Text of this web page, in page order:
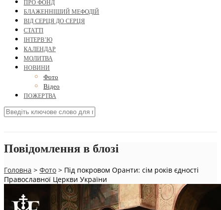
ПРО ФОНД
БЛАЖЕННІШИЙ МЕФОДІЙ
ВІД СЕРЦЯ ДО СЕРЦЯ
СТАТТІ
ІНТЕРВ’Ю
КАЛЕНДАР
МОЛИТВА
НОВИНИ
Фото
Відео
ПОЖЕРТВА
Повідомлення в блозі
Головна > Фото > Під покровом Оранти: сім років єдності
Православної Церкви України